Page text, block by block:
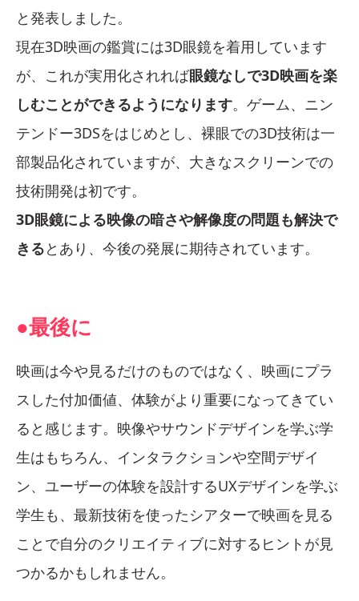
と発表しました。
現在3D映画の鑑賞には3D眼鏡を着用しています
が、これが実用化されれば眼鏡なしで3D映画を楽
しむことができるようになります。ゲーム、ニン
テンドー3DSをはじめとし、裸眼での3D技術は一
部製品化されていますが、大きなスクリーンでの
技術開発は初です。
3D眼鏡による映像の暗さや解像度の問題も解決で
きるとあり、今後の発展に期待されています。
●最後に
映画は今や見るだけのものではなく、映画にプラ
スした付加価値、体験がより重要になってきてい
ると感じます。映像やサウンドデザインを学ぶ学
生はもちろん、インタラクションや空間デザイ
ン、ユーザーの体験を設計するUXデザインを学ぶ
学生も、最新技術を使ったシアターで映画を見る
ことで自分のクリエイティブに対するヒントが見
つかるかもしれません。